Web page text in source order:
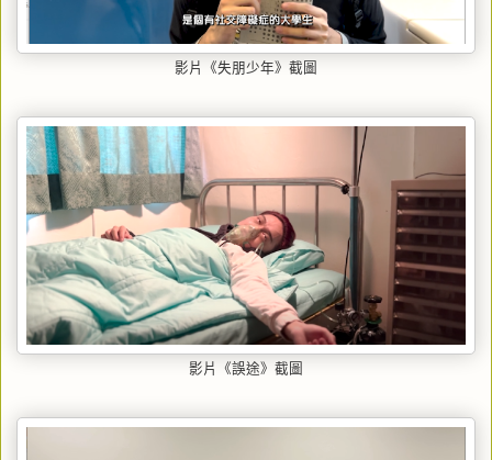
影片《失朋少年》截圖
影片《誤途》截圖